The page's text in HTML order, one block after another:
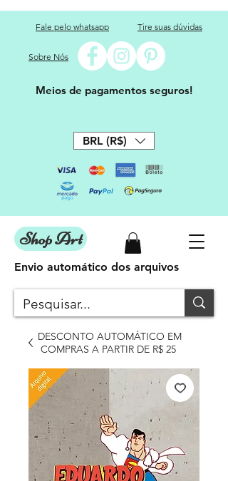
Fale pelo whatsapp Tire suas dúvidas
Sobre Nós
Meios de pagamentos seguros!
BRL (R$)
Shop Art
DESCONTO AUTOMÁTICO EM
COMPRAS A PARTIR DE R$ 25
Envio automático dos arquivos